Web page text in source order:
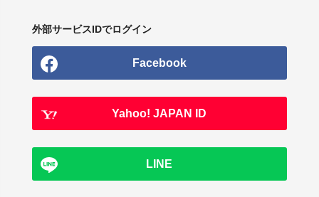
外部サービスIDでログイン
Facebook
Yahoo! JAPAN ID
LINE